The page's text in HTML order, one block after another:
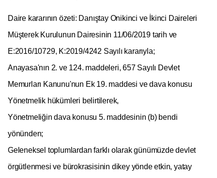
Daire kararının özeti: Danıştay Onikinci ve İkinci Daireleri
Müşterek Kurulunun Dairesinin 11/06/2019 tarih ve
E:2016/10729, K:2019/4242 Sayılı kararıyla;
Anayasa'nın 2. ve 124. maddeleri, 657 Sayılı Devlet
Memurları Kanunu'nun Ek 19. maddesi ve dava konusu
Yönetmelik hükümleri belirtilerek,
Yönetmeliğin dava konusu 5. maddesinin (b) bendi
yönünden;
Geleneksel toplumlardan farklı olarak günümüzde devlet
örgütlenmesi ve bürokrasisinin dikey yönde etkin, yatay